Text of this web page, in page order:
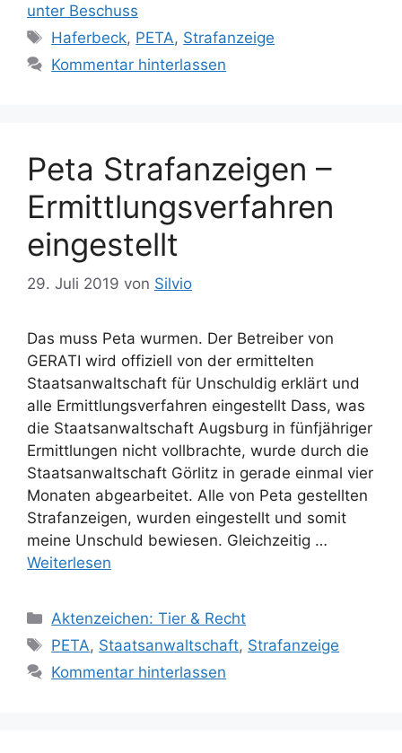
e
g
e
n
unter Beschuss
S
c
w
t
e
Haferbeck, PETA, Strafanzeige
Kommentar hinterlassen
Peta Strafanzeigen –
Ermittlungsverfahren
eingestellt
29. Juli 2019 von Silvio
Das muss Peta wurmen. Der Betreiber von
GERATI wird offiziell von der ermittelten
Staatsanwaltschaft für Unschuldig erklärt und
alle Ermittlungsverfahren eingestellt Dass, was
die Staatsanwaltschaft Augsburg in fünfjähriger
Ermittlungen nicht vollbrachte, wurde durch die
Staatsanwaltschaft Görlitz in gerade einmal vier
Monaten abgearbeitet. Alle von Peta gestellten
Strafanzeigen, wurden eingestellt und somit
meine Unschuld bewiesen. Gleichzeitig …
Weiterlesen
K
a
e
Aktenzeichen: Tier & Recht
S
c
PETA, Staatsanwaltschaft, Strafanzeige
Kommentar hinterlassen